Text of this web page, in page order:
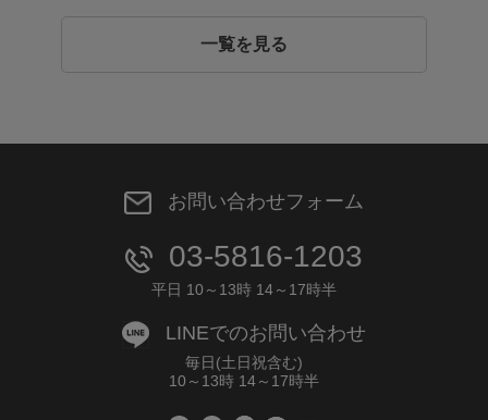
一覧を見る
お問い合わせフォーム
03-5816-1203
平日 10～13時 14～17時半
LINEでのお問い合わせ
毎日(土日祝含む)
10～13時 14～17時半